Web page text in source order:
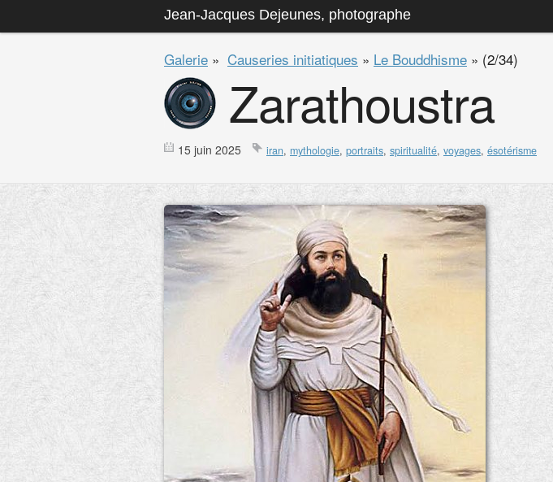
Jean-Jacques Dejeunes, photographe
Galerie » Causeries initiatiques » Le Bouddhisme » (2/34)
Zarathoustra
15 juin 2025 iran, mythologie, portraits, spiritualité, voyages, ésotérisme